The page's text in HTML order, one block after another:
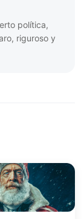
política,
riguroso y